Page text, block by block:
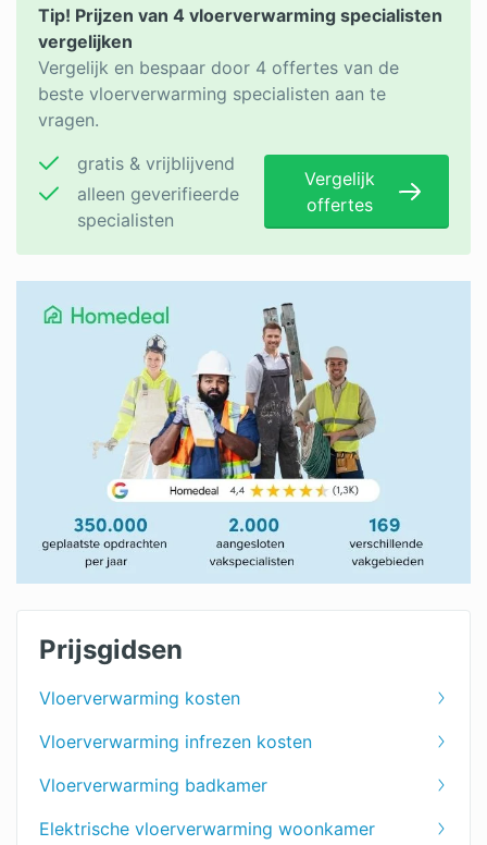
Tip! Prijzen van 4 vloerverwarming specialisten
vergelijken
Vergelijk en bespaar door 4 offertes van de
beste vloerverwarming specialisten aan te
vragen.
gratis & vrijblijvend
alleen geverifieerde
specialisten
Vergelijk
offertes
Prijsgidsen
Vloerverwarming kosten
Vloerverwarming infrezen kosten
Vloerverwarming badkamer
Elektrische vloerverwarming woonkamer